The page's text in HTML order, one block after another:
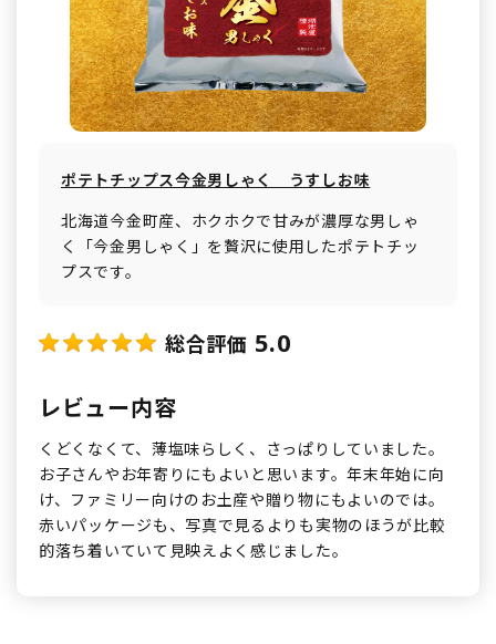
ポテトチップス今金男しゃく うすしお味
北海道今金町産、ホクホクで甘みが濃厚な男しゃ
く「今金男しゃく」を贅沢に使用したポテトチッ
プスです。
総合評価 5.0
レビュー内容
くどくなくて、薄塩味らしく、さっぱりしていました。
お子さんやお年寄りにもよいと思います。年末年始に向
け、ファミリー向けのお土産や贈り物にもよいのでは。
赤いパッケージも、写真で見るよりも実物のほうが比較
的落ち着いていて見映えよく感じました。